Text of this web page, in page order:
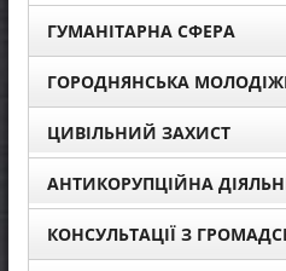
ГУМАНІТАРНА СФЕРА
ГОРОДНЯНСЬКА
ЦИВІЛЬНИЙ ЗАХИСТ
АНТИКОРУПЦІЙНА
КОНСУЛЬТАЦІЇ З